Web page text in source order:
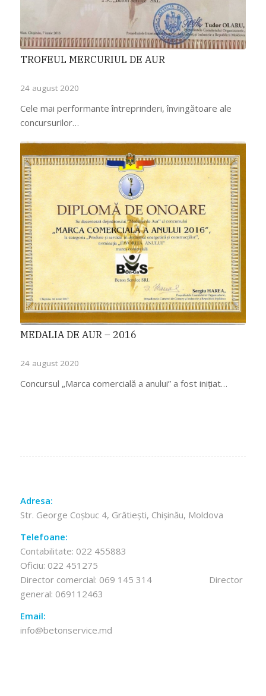
TROFEUL MERCURIUL DE AUR
24 august 2020
Cele mai performante întreprinderi, învingătoare ale
concursurilor…
MEDALIA DE AUR – 2016
24 august 2020
Concursul „Marca comercială a anului” a fost inițiat…
Adresa:
Str. George Coșbuc 4, Grătiești, Chișinău, Moldova
Telefoane:
Contabilitate: 022 455883
Oficiu: 022 451275
Director comercial: 069 145 314Director
general: 069112463
Email:
info@betonservice.md